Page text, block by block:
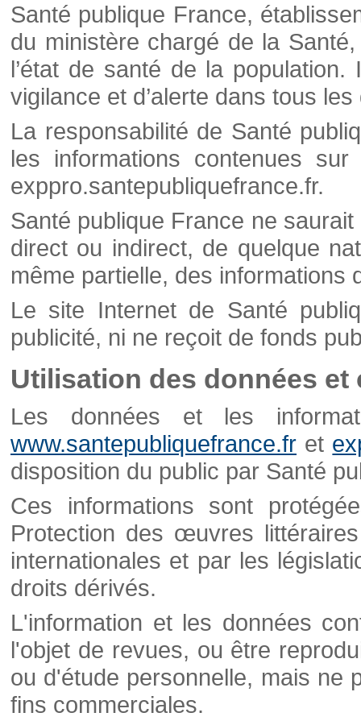
Santé publique France,
du ministère chargé de la
l’état de santé de la
vigilance et d’alerte dans tous
La responsabilité de Santé
les informations contenues
exppro.santepubliquefrance.fr.
Santé publique France ne
direct ou indirect, de quelque
même partielle, des informations
Le site Internet de Santé
publicité, ni ne reçoit de fonds
Utilisation des données et
Les données et les
www.santepubliquefrance.fr et
disposition du public par Santé
Ces informations sont
Protection des œuvres
internationales et par les
droits dérivés.
L'information et les données
l'objet de revues, ou être
ou d'étude personnelle, mais ne
fins commerciales.